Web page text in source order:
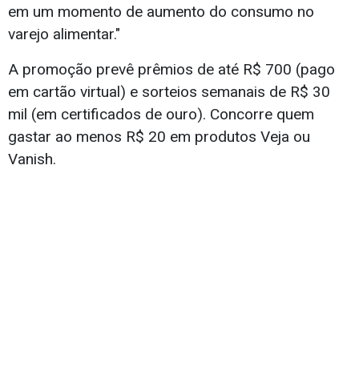
em um momento de aumento do consumo no
varejo alimentar."
A promoção prevê prêmios de até R$ 700 (pago
em cartão virtual) e sorteios semanais de R$ 30
mil (em certificados de ouro). Concorre quem
gastar ao menos R$ 20 em produtos Veja ou
Vanish.